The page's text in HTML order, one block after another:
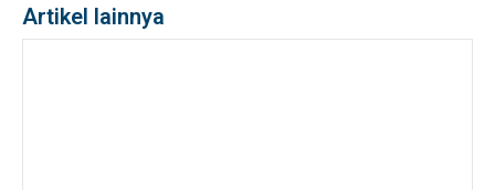
Artikel lainnya